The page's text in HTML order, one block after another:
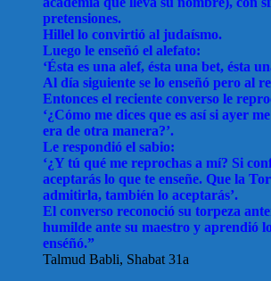
pretensiones.
Hillel lo convirtió al judaísmo.
Luego le enseñó el alefato:
‘Ésta es una alef, ésta una bet, ésta
Al día siguiente se lo enseñó pero al
Entonces el reciente converso le
‘¿Cómo me dices que es así si ayer
era de otra manera?’.
Le respondió el sabio:
‘¿Y tú qué me reprochas a mí? Si
aceptarás lo que te enseñe. Que la
admitirla, también lo aceptarás’.
El converso reconoció su torpeza
humilde ante su maestro y aprendió
enséñó.”
Talmud Babli, Shabat 31a